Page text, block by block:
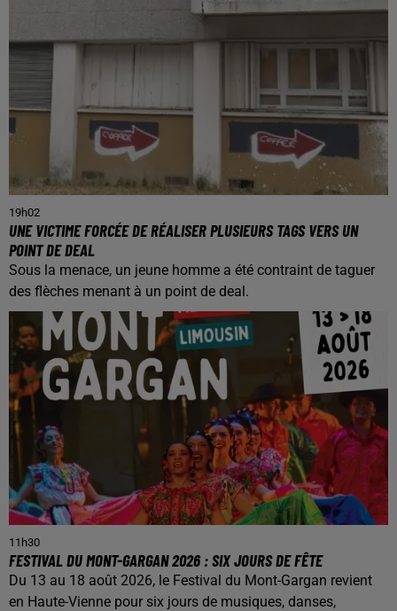
19h02
UNE VICTIME FORCÉE DE RÉALISER PLUSIEURS TAGS VERS UN
POINT DE DEAL
Sous la menace, un jeune homme a été contraint de taguer
des flèches menant à un point de deal.
11h30
FESTIVAL DU MONT-GARGAN 2026 : SIX JOURS DE FÊTE
Du 13 au 18 août 2026, le Festival du Mont-Gargan revient
en Haute-Vienne pour six jours de musiques, danses,